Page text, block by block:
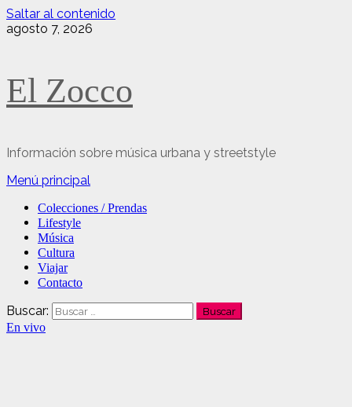
Saltar al contenido
agosto 7, 2026
El Zocco
Información sobre música urbana y streetstyle
Menú principal
Colecciones / Prendas
Lifestyle
Música
Cultura
Viajar
Contacto
Buscar:
En vivo